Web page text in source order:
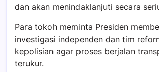
dan akan menindaklanjuti secara
Para tokoh meminta Presiden
investigasi independen dan tim
kepolisian agar proses berjalan
terukur.